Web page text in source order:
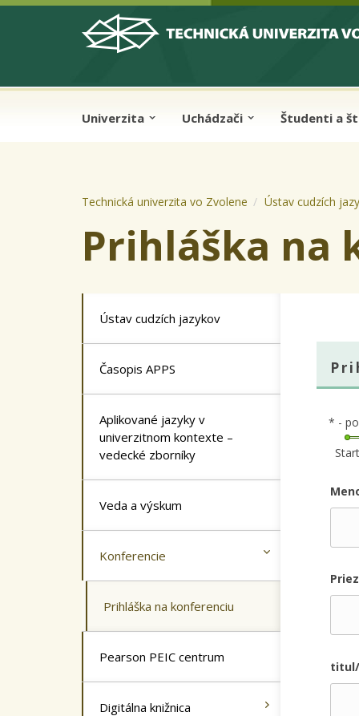
Skip to cookies
Skip to navigation
Skočiť na hlavný obsah
Univerzita Uchádzači Študenti a
Technická univerzita vo Zvolene Ústav cudzích
Prihláška na
Ústav cudzích jazykov
Časopis APPS
Aplikované jazyky v
univerzitnom kontexte –
vedecké zborníky
Veda a výskum
Konferencie
Prihláška na konferenciu
Pearson PEIC centrum
Digitálna knižnica
* -
Start
titul/